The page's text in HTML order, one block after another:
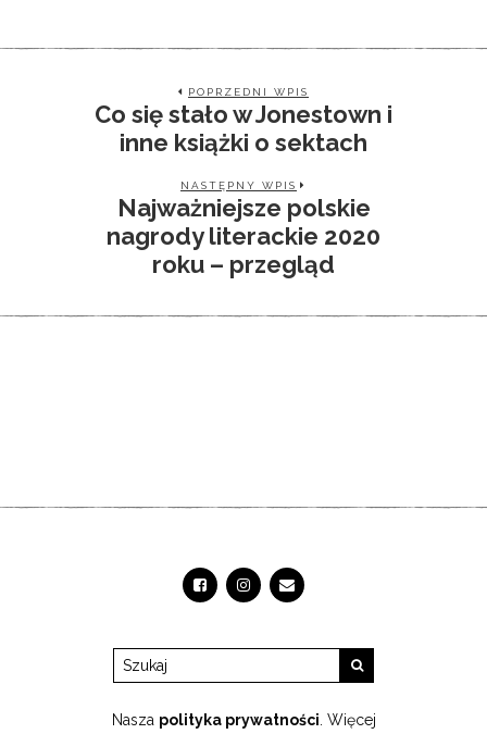
POPRZEDNI WPIS
Co się stało w Jonestown i
inne książki o sektach
NASTĘPNY WPIS
Najważniejsze polskie
nagrody literackie 2020
roku – przegląd
Nasza polityka prywatności . Więcej